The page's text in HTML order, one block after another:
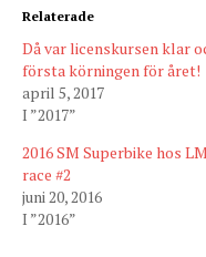
Relaterade
Då var licenskursen klar
första körningen för året!
april 5, 2017
I ”2017”
2016 SM Superbike hos
race #2
juni 20, 2016
I ”2016”